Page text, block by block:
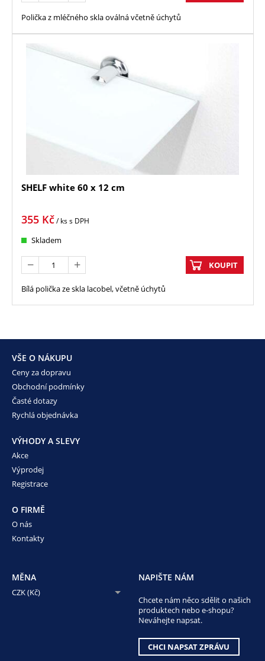
Polička z mléčného skla oválná včetně úchytů
SHELF white 60 x 12 cm
355 Kč/ kss DPH
Skladem
KOUPIT
Bílá polička ze skla lacobel, včetně úchytů
VŠE O NÁKUPU
Ceny za dopravu
Obchodní podmínky
Časté dotazy
Rychlá objednávka
VÝHODY A SLEVY
Akce
Výprodej
Registrace
O FIRMĚ
O nás
Kontakty
MĚNA
CZK (Kč)
NAPIŠTE NÁM
Chcete nám něco sdělit o našich
produktech nebo e-shopu?
Neváhejte napsat.
CHCI NAPSAT ZPRÁVU